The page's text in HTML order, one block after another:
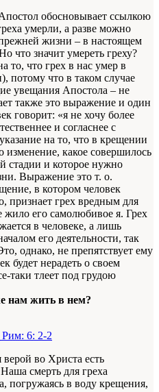
обосновывает ссылкою
умерли, а разве можно
жизни – в настоящем
что значит умереть греху?
то, что грех в нас умер в
потому что в таком случае
увещания Апостола – не
также это выражение и один
говорит: «я не хочу более
и согласнее с
на то, что в крещении
изменение, какое совершилось
стадии и которое нужно
Выражение это т. о.
в котором человек
признает грех вредным для
жило его самолюбивое я. Грех
в человеке, а лишь
его деятельности, так
однако, не препятствует ему
будет нерадеть о своем
таки тлеет под грудою
нам жить в нем?
Рим: 6: 2-2
во Христа есть
смерть для греха
погружаясь в воду крещения,